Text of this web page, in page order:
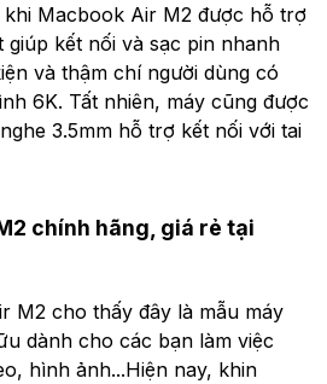
Macbook Air M2 được hỗ trợ
kết nối và sạc pin nhanh
và thậm chí người dùng có
6K. Tất nhiên, máy cũng được
3.5mm hỗ trợ kết nối với tai
chính hãng, giá rẻ tại
M2 cho thấy đây là mẫu máy
dành cho các bạn làm việc
hình ảnh...Hiện nay, khin